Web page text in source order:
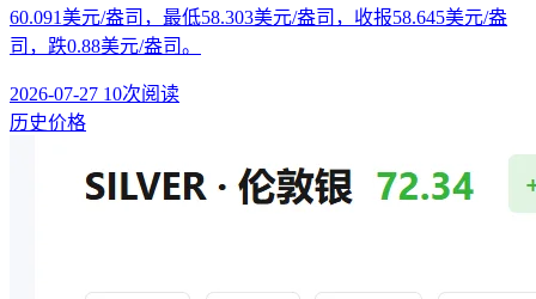
60.091美元/盎司，最低58.303美元/盎司，收报58.645美元/盎
司，跌0.88美元/盎司。
2026-07-27 10次阅读
历史价格